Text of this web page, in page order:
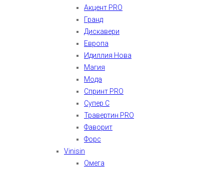
Акцент PRO
Гранд
Дискавери
Европа
Идиллия Нова
Магия
Мода
Спринт PRO
Супер С
Травертин PRO
Фаворит
Форс
Vinisin
Омега